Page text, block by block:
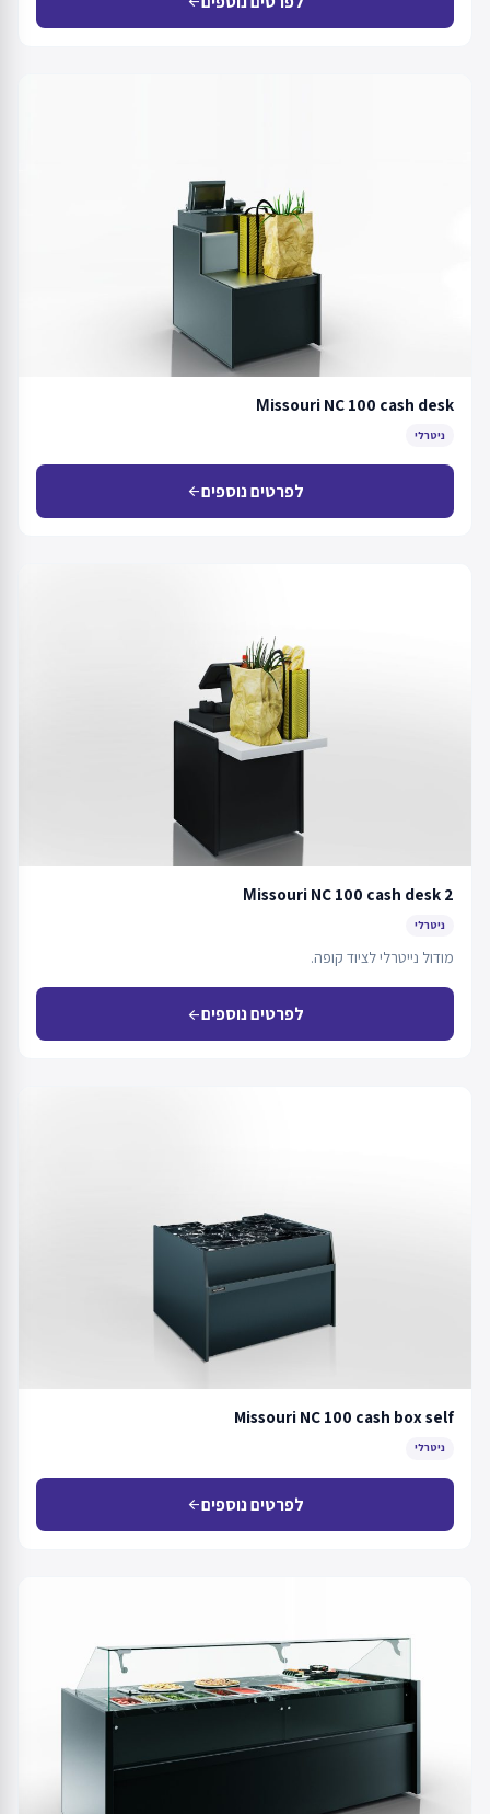
Мissouri NC 100 cash desk
ניטרלי
לפרטים נוספיםarrow_back
Мissouri NC 100 cash desk 2
ניטרלי
מודול נייטרלי לציוד קופה.
לפרטים נוספיםarrow_back
Missouri NC 100 cash box self
ניטרלי
לפרטים נוספיםarrow_back